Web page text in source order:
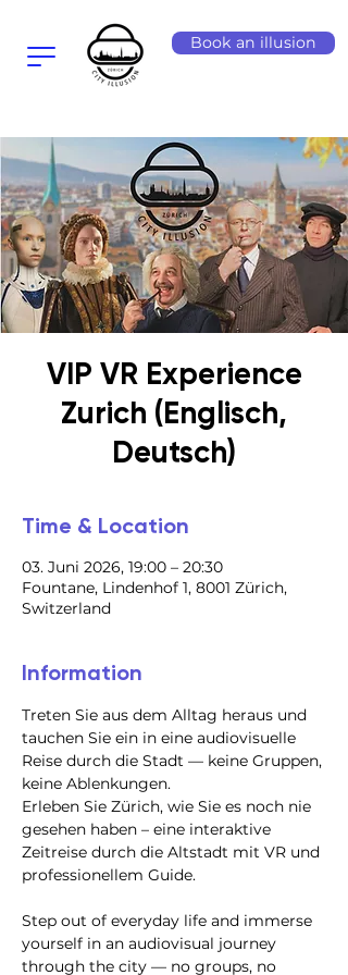
Book an illusion
VIP VR Experience
Zurich (Englisch,
Deutsch)
Time & Location
03. Juni 2026, 19:00 – 20:30
Fountane, Lindenhof 1, 8001 Zürich,
Switzerland
Information
Treten Sie aus dem Alltag heraus und
tauchen Sie ein in eine audiovisuelle
Reise durch die Stadt — keine Gruppen,
keine Ablenkungen.
Erleben Sie Zürich, wie Sie es noch nie
gesehen haben – eine interaktive
Zeitreise durch die Altstadt mit VR und
professionellem Guide.
Step out of everyday life and immerse
yourself in an audiovisual journey
through the city — no groups, no